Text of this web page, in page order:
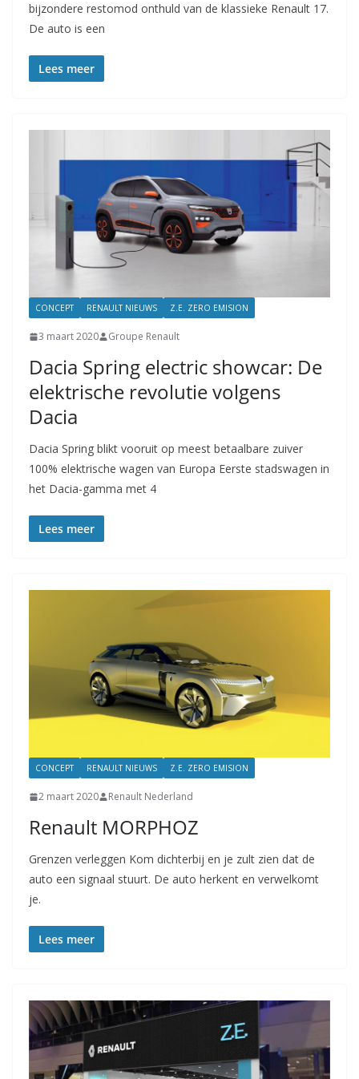
bijzondere restomod onthuld van de klassieke Renault 17.
De auto is een
Lees meer
CONCEPT RENAULT NIEUWS Z.E. ZERO EMISION
3 maart 2020 Groupe Renault
Dacia Spring electric showcar: De
elektrische revolutie volgens
Dacia
Dacia Spring blikt vooruit op meest betaalbare zuiver
100% elektrische wagen van Europa Eerste stadswagen in
het Dacia-gamma met 4
Lees meer
CONCEPT RENAULT NIEUWS Z.E. ZERO EMISION
2 maart 2020 Renault Nederland
Renault MORPHOZ
Grenzen verleggen Kom dichterbij en je zult zien dat de
auto een signaal stuurt. De auto herkent en verwelkomt
je.
Lees meer